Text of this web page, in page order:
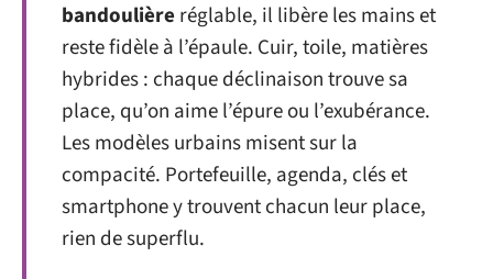
bandoulière réglable, il libère les mains et
reste fidèle à l’épaule. Cuir, toile, matières
hybrides : chaque déclinaison trouve sa
place, qu’on aime l’épure ou l’exubérance.
Les modèles urbains misent sur la
compacité. Portefeuille, agenda, clés et
smartphone y trouvent chacun leur place,
rien de superflu.